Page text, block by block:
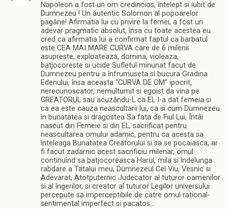
Napoleon a fost un om credincios, întelept si iubit de
Dumnezeu ! Un autentic Solomon al popoarelor
pagâne! Afirmatia lui cu privire la femei, a fost un
adevar pragmatic absolut, însa cu toate acestea eu
cred ca afirmatia lui a confirmat faptul ca barbatul
este CEA MAI MARE CURVA care de 6 milenii
asupreste, exploateaza, domina, violeaza,
batjocoreste si ucide Sufletul minunat facut de
Dumnezeu pentru a înfrumuseta si bucura Gradina
Edenului, însa aceasta “CURVA DE OM” ipocrit,
nerecunoscator, nemultumit si egoist da vina pe
CREATORUL sau acuzându-L ca EL I-a dat femeia si
ca ea este cauza neascultarii lui, ca si cum Dumnezeu
în bunatatea si dragostea Sa fata de Fiul Lui, Întâi
nascut din Femeie si din EL, sacrificat pentru
neascultarea omului adamic, pentru ca acesta sa
înteleaga Bunatatea Creatorului si sa se pocaiasca, ar
fi facut zadarnic acest sacrificiu milenar, omul
continuînd sa batjocoreasca Harul, mila si îndelunga
rabdare a Tatalui meu, Dumnezeul Cel Viu, Vesnic si
Adevarat, Atotputernic Judecator al tuturor oamenilor
si al îngerilor, si creator al tuturor Legilor universului
percepute sa imperceptibile de catre omul rational-
sentimental imperfect si pacatos…